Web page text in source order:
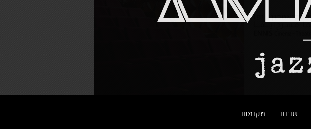
שונות מקומות